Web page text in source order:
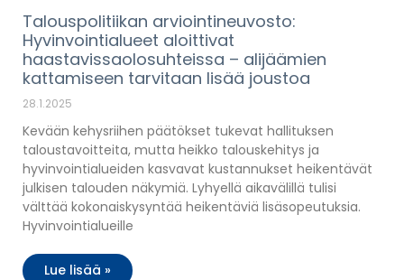
Talouspolitiikan arviointineuvosto:
Hyvinvointialueet aloittivat
haastavissaolosuhteissa – alijäämien
kattamiseen tarvitaan lisää joustoa
28.1.2025
Kevään kehysriihen päätökset tukevat hallituksen
taloustavoitteita, mutta heikko talouskehitys ja
hyvinvointialueiden kasvavat kustannukset heikentävät
julkisen talouden näkymiä. Lyhyellä aikavälillä tulisi
välttää kokonaiskysyntää heikentäviä lisäsopeutuksia.
Hyvinvointialueille
Lue lisää »